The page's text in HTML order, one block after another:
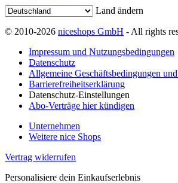
Land ändern
© 2010-2026 niceshops GmbH - All rights
Impressum und Nutzungsbedingungen
Datenschutz
Allgemeine Geschäftsbedingungen
Barrierefreiheitserklärung
Datenschutz-Einstellungen
Abo-Verträge hier kündigen
Unternehmen
Weitere nice Shops
Vertrag widerrufen
Personalisiere dein Einkaufserlebnis